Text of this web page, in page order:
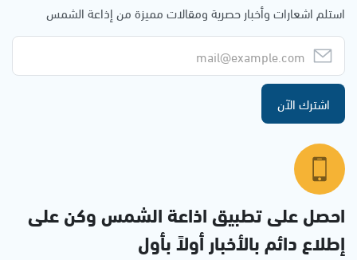
استلم اشعارات وأخبار حصرية ومقالات مميزة من إذاعة الشمس
اشترك الآن
احصل على تطبيق اذاعة الشمس وكن على
إطلاع دائم بالأخبار أولاً بأول